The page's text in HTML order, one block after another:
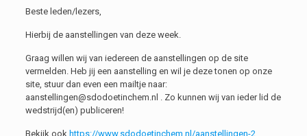
Beste leden/lezers,
Hierbij de aanstellingen van deze week.
Graag willen wij van iedereen de aanstellingen op de site
vermelden. Heb jij een aanstelling en wil je deze tonen op onze
site, stuur dan even een mailtje naar:
aanstellingen@sdodoetinchem.nl . Zo kunnen wij van ieder lid de
wedstrijd(en) publiceren!
Bekijk ook https://www.sdodoetinchem.nl/aanstellingen-2